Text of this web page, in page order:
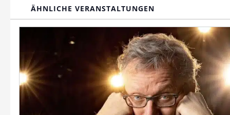
ÄHNLICHE VERANSTALTUNGEN